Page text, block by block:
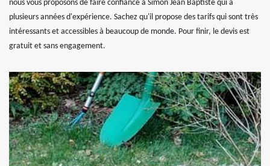
nous vous proposons de faire confiance à Simon Jean Baptiste qui a
plusieurs années d'expérience. Sachez qu'il propose des tarifs qui sont très
intéressants et accessibles à beaucoup de monde. Pour finir, le devis est
gratuit et sans engagement.